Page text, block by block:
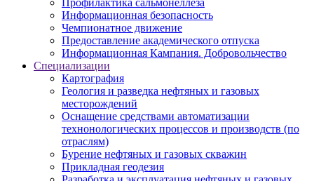
Информационная безопасность
Чемпионатное движение
Предоставление академического отпуска
Информационная Кампания. Добровольчество
Специализации
Картография
Геология и разведка нефтяных и газовых
месторождений
Оснащение средствами автоматизации
технонологических процессов и производств (по
отраслям)
Бурение нефтяных и газовых скважин
Прикладная геодезия